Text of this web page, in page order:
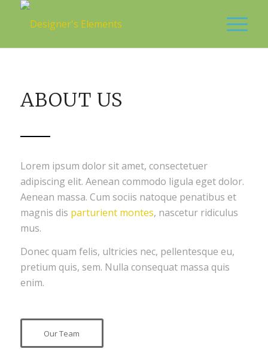
ABOUT US
Lorem ipsum dolor sit amet, consectetuer
adipiscing elit. Aenean commodo ligula eget dolor.
Aenean massa. Cum sociis natoque penatibus et
magnis dis parturient montes, nascetur ridiculus
mus.
Donec quam felis, ultricies nec, pellentesque eu,
pretium quis, sem. Nulla consequat massa quis
enim.
Our Team